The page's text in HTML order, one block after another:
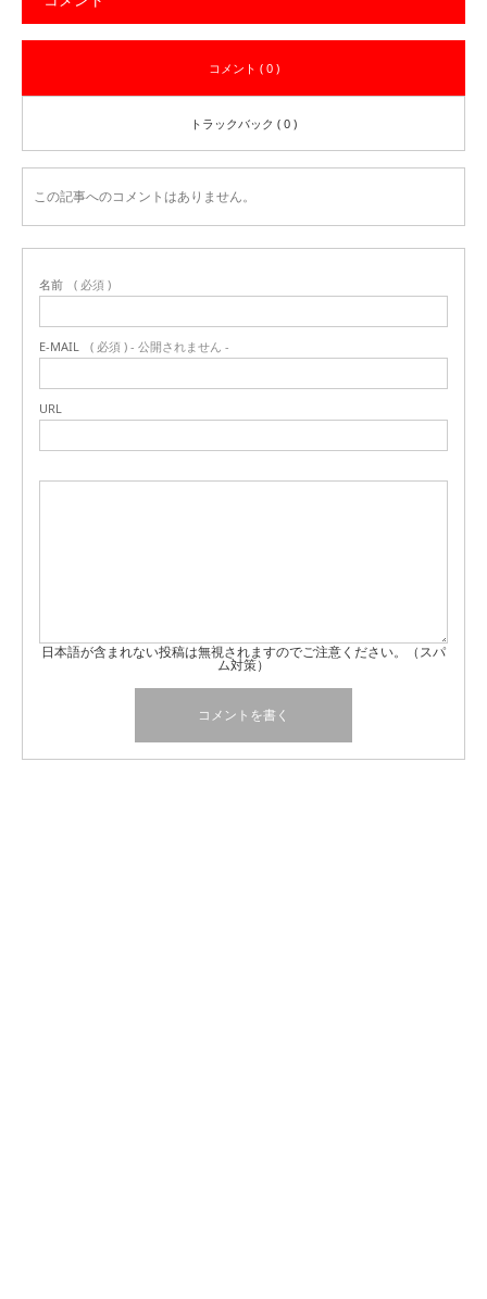
コメント ( 0 )
トラックバック ( 0 )
この記事へのコメントはありません。
名前 ( 必須 )
E-MAIL ( 必須 ) - 公開されません -
URL
日本語が含まれない投稿は無視されますのでご注意ください。（スパ
ム対策）